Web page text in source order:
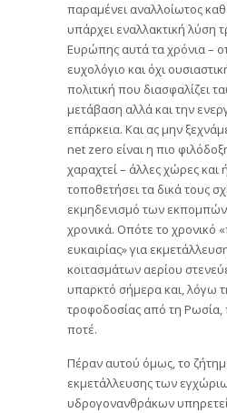
παραμένει αναλλοίωτος
υπάρχει εναλλακτική λύση
Ευρώπης αυτά τα χρόνια –
ευχολόγιο και όχι
πολιτική που διασφαλίζει
μετάβαση αλλά και την
επάρκεια. Και ας μην
net zero είναι η πιο
χαραχτεί – άλλες χώρες και
τοποθετήσει τα δικά τους
εκμηδενισμό των
χρονικά. Οπότε το χρονικό
ευκαιρίας» για
κοιτασμάτων αερίου
υπαρκτό σήμερα και, λόγω
τροφοδοσίας από τη Ρωσία,
ποτέ.
Πέραν αυτού όμως, το
εκμετάλλευσης των
υδρογονανθράκων υπηρετεί